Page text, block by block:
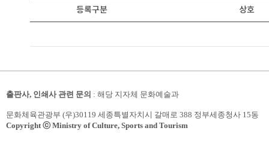
등록구분 상호
출판사, 인쇄사 관련 문의 : 해당 지자체 문화예술과
문화체육관광부 (우)30119 세종특별자치시 갈매로 388 정부세종청사 15동
Copyright ⓒ Ministry of Culture, Sports and Tourism